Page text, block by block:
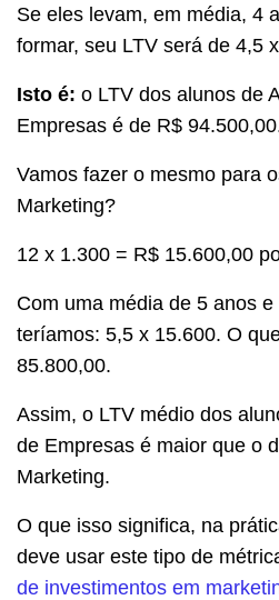
Se eles levam, em média, 4
formar, seu LTV será de 4,5
Isto é: o LTV dos alunos de
Empresas é de R$
Vamos fazer o mesmo para
Marketing?
12 x 1.300 = R$ 15.600,00
Com uma média de 5 anos
teríamos: 5,5 x 15.600. O
85.800,00.
Assim, o LTV médio dos
de Empresas é maior que o
Marketing.
O que isso significa, na
deve usar este tipo de
de investimentos em